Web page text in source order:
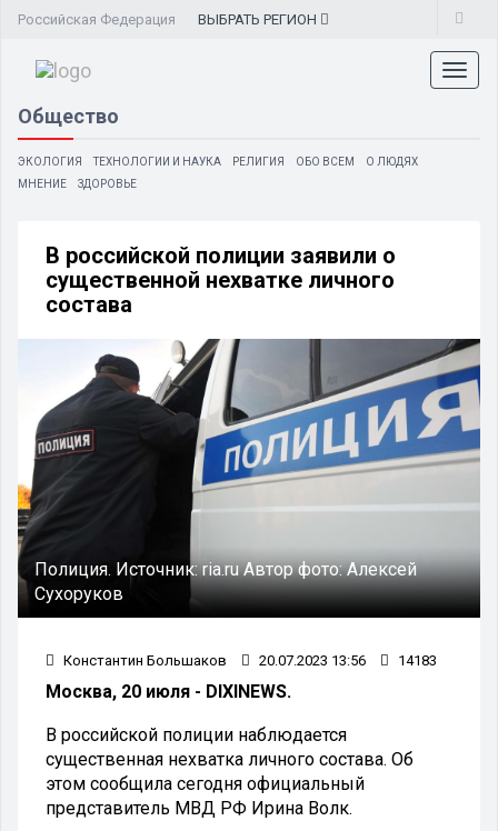
Российская Федерация ВЫБРАТЬ РЕГИОН
Общество
ЭКОЛОГИЯ ТЕХНОЛОГИИ И НАУКА РЕЛИГИЯ ОБО ВСЕМ
О ЛЮДЯХ
МНЕНИЕ
ЗДОРОВЬЕ
В российской полиции заявили о
существенной нехватке личного
состава
Полиция. Источник:ria.ruАвтор фото:Алексей
Сухоруков
Константин Большаков 20.07.2023 13:56 14183
Москва, 20 июля - DIXINEWS.
В российской полиции наблюдается
существенная нехватка личного состава. Об
этом сообщила сегодня официальный
представитель МВД РФ Ирина Волк.